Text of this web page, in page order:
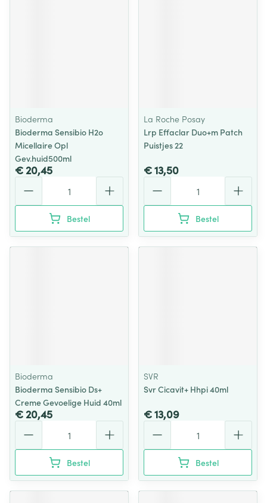
Bioderma
Bioderma Sensibio H2o
Micellaire Opl
Gev.huid500ml
€ 20,45
Bestel
La Roche Posay
Lrp Effaclar Duo+m Patch
Puistjes 22
€ 13,50
Bestel
Bioderma
Bioderma Sensibio Ds+
Creme Gevoelige Huid 40ml
€ 20,45
Bestel
SVR
Svr Cicavit+ Hhpi 40ml
€ 13,09
Bestel